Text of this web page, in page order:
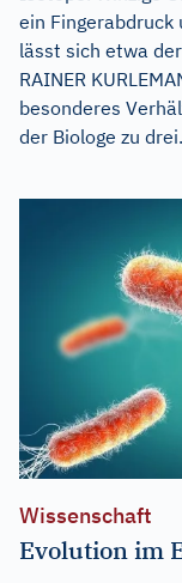
ein Fingerabdruck
lässt sich etwa
RAINER
besonderes
der Biologe zu
Wissenschaft
Evolution im